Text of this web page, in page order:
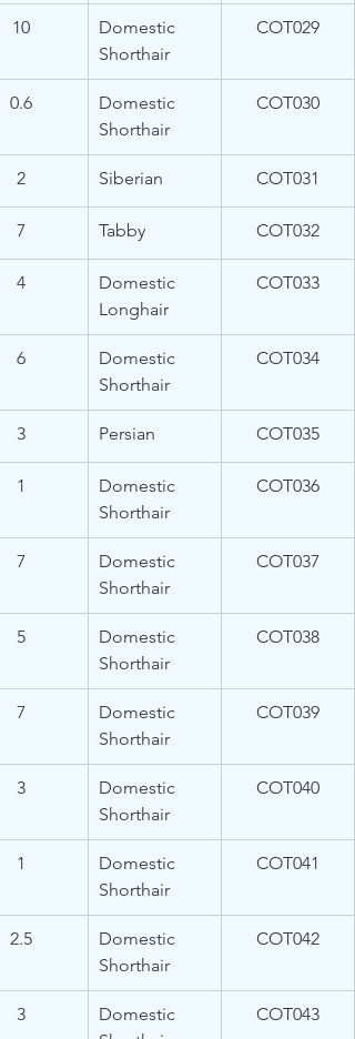
COT029
Domestic
Shorthair
10
COT030
Domestic
Shorthair
0.6
COT031
Siberian
2
COT032
Tabby
7
COT033
Domestic
Longhair
4
COT034
Domestic
Shorthair
6
COT035
Persian
3
COT036
Domestic
Shorthair
1
COT037
Domestic
Shorthair
7
COT038
Domestic
Shorthair
5
COT039
Domestic
Shorthair
7
COT040
Domestic
Shorthair
3
COT041
Domestic
Shorthair
1
COT042
Domestic
Shorthair
2.5
COT043
Domestic
3